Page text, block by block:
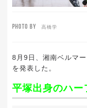
PHOTO BY 高橋学
8月9日、湘南ベルマ
を発表した。
平塚出身のハー